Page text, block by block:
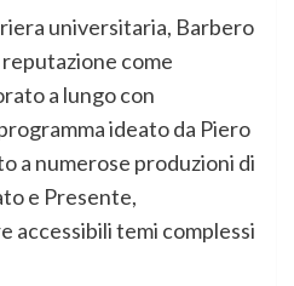
universitaria, Barbero
come
a lungo con
ideato da Piero
a numerose produzioni di
e Presente,
accessibili temi complessi